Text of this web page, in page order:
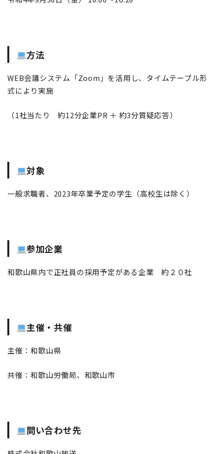
方法
WEB会議システム「Zoom」を活用し、タイムテーブル形
式により実施
（1社当たり 約12分企業PR ＋ 約3分質疑応答）
対象
一般求職者、2023年卒業予定の学生（高校生は除く）
参加企業
和歌山県内で正社員の採用予定がある企業 約２０社
主催・共催
主催：和歌山県
共催：和歌山労働局、和歌山市
問い合わせ先